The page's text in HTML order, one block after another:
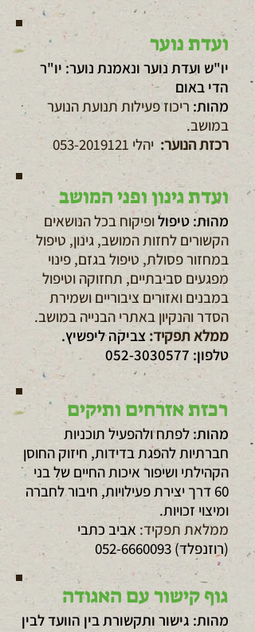
ועדת נוער
יו"ש ועדת נוער ונאמנת נוער: יו"ר
הדי באום
מהות: ריכוז פעילות תנועת הנוער
במושב.
רכזת הנוער: יהלי 053-2019121
ועדת גינון ופני המושב
מהות: טיפולופיקוח בכל הנושאים
הקשורים לחזות המושב, גינון, טיפול
במחזור פסולת, טיפול בגזם, פינוי
מפגעים סביבתיים, תחזוקה וטיפול
במבנים ואזורים ציבוריים ושמירת
הסדר והנקיון באתרי הבנייה במושב.
ממלא תפקיד: צביקה ליפשיץ.
טלפון: 052-3030577
רכזת אזרחים ותיקים
מהות: לפתח ולהפעיל תוכניות
חברתיות להפגת בדידות, חיזוק החוסן
הקהילתי ושיפור איכות החיים של בני
60 דרך יצירת פעילויות, חיבור לחברה
ומיצוי זכויות.
ממלאת תפקיד: אביב כתבי
(רוזנפלד) 052-6660093
גוף קישור עם האגודה
מהות: גישור ותקשורת בין הוועד לבין